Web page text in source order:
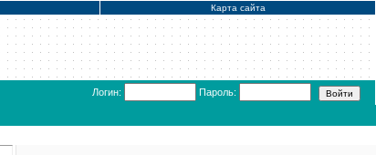
Карта сайта
Логин: Пароль: